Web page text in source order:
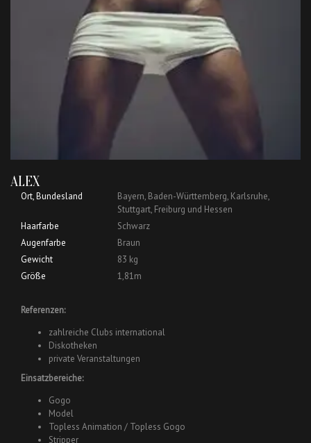
ALEX
Ort, Bundesland
Bayern, Baden-Württemberg, Karlsruhe,
Stuttgart, Freiburg und Hessen
Haarfarbe
Schwarz
Augenfarbe
Braun
Gewicht
83 kg
Größe
1,81m
Referenzen:
zahlreiche Clubs international
Diskotheken
private Veranstaltungen
Einsatzbereiche:
Gogo
Model
Topless Animation / Topless Gogo
Stripper